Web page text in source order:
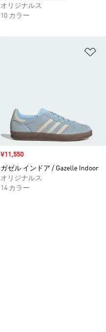
オリジナルス
10 カラー
セール価格
¥11,550
ガゼル インドア / Gazelle Indoor
オリジナルス
14 カラー